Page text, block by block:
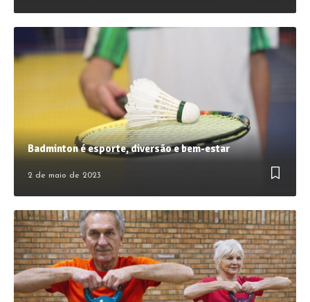
Badminton é esporte, diversão e bem-estar
2 de maio de 2023